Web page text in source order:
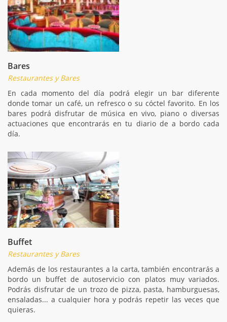
Bares
Restaurantes y Bares
En cada momento del día podrá elegir un bar diferente
donde tomar un café, un refresco o su cóctel favorito. En los
bares podrá disfrutar de música en vivo, piano o diversas
actuaciones que encontrarás en tu diario de a bordo cada
día.
Buffet
Restaurantes y Bares
Además de los restaurantes a la carta, también encontrarás a
bordo un buffet de autoservicio con platos muy variados.
Podrás disfrutar de un trozo de pizza, pasta, hamburguesas,
ensaladas... a cualquier hora y podrás repetir las veces que
quieras.